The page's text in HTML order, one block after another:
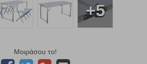
+5
Μοιράσου το!